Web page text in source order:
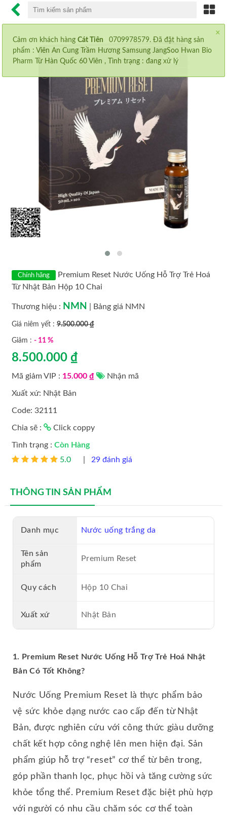
Chính hãng
Premium Reset Nước Uống Hỗ Trợ Trẻ Hoá
Từ Nhật Bản Hộp 10 Chai
Thương hiệu : NMN Bảng giá NMN
Giá niêm yết :9.500.000 ₫
Giảm : - 11 %
8.500.000 ₫
Mã giảm VIP : 15.000 ₫ Nhận mã
Xuất xứ: Nhật Bản
Code: 32111
Chia sẽ : Click coppy
Tình trạng : Còn Hàng
5.0
29 đánh giá
THÔNG TIN SẢN PHẨM
Danh mục Nước uống trắng da
Tên sản
phẩm
Premium Reset
Quy cách Hộp 10 Chai
Xuất xứ Nhật Bản
1. Premium Reset Nước Uống Hỗ Trợ Trẻ Hoá Nhật
Bản Có Tốt Không?
Nước Uống Premium Reset là thực phẩm bảo
vệ sức khỏe dạng nước cao cấp đến từ Nhật
Bản, được nghiên cứu với công thức giàu dưỡng
chất kết hợp công nghệ lên men hiện đại. Sản
phẩm giúp hỗ trợ “reset” cơ thể từ bên trong,
góp phần thanh lọc, phục hồi và tăng cường sức
khỏe tổng thể. Premium Reset đặc biệt phù hợp
với người có nhu cầu chăm sóc cơ thể toàn
CHỐNG NẮNG
MỸ PHẨM SK-II
NƯỚC UỐNG COLLAGEN
VIÊN UỐNG GIẢM CÂN
AN CUNG NGƯU HOÀNG
MỌC MÀY
MỌC TÓC
MỸ PHẨM CAO CẤP
MỸ PHẨM LAMER
MỸ PHẨM LANCI HÀN QUỐC
MỸ PHẨM LAVISH HÀN QUỐC
MỸ PHẨM OHUI HÀN QUỐC
MỸ PHẨM KYUNG LAB
MỸ PHẨM SAKURA
MỸ PHẨM TRANSINO
MỸ PHẨM GENIE
NHAU THAI CỪU
NƯỚC HOA NAM CAO CẤP
NƯỚC HOA NỮ CAO CẤP
VIÊN UỐNG COLLAGEN
×
Cảm ơn khách hàngCát Tiên
0709978579. Đã đặt hàng sản
phẩm :Viên An Cung Trầm Hương Samsung JangSoo Hwan Bio
Pharm Từ Hàn Quốc 60 Viên , Tình trạng : đang xử lý